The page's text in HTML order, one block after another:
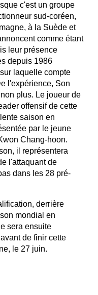
c'est un groupe
sud-coréen,
à la Suède et
comme étant
leur présence
depuis 1986
laquelle compte
l'expérience, Son
plus. Le joueur de
offensif de cette
saison en
par le jeune
Chang-hoon.
il représentera
l'attaquant de
dans les 28 pré-
derrière
mondial en
sera ensuite
de finir cette
le 27 juin.